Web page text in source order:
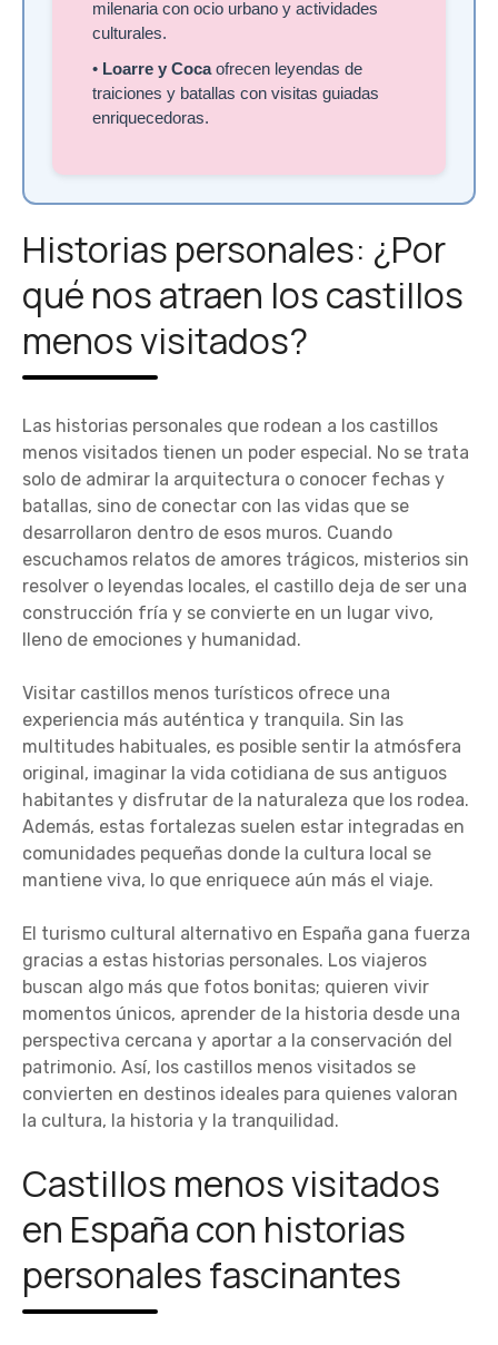
milenaria con ocio urbano y actividades
culturales.
• Loarre y Cocaofrecen leyendas de
traiciones y batallas con visitas guiadas
enriquecedoras.
Historias personales: ¿Por
qué nos atraen los castillos
menos visitados?
Las historias personales que rodean a los castillos
menos visitados tienen un poder especial. No se trata
solo de admirar la arquitectura o conocer fechas y
batallas, sino de conectar con las vidas que se
desarrollaron dentro de esos muros. Cuando
escuchamos relatos de amores trágicos, misterios sin
resolver o leyendas locales, el castillo deja de ser una
construcción fría y se convierte en un lugar vivo,
lleno de emociones y humanidad.
Visitar castillos menos turísticos ofrece una
experiencia más auténtica y tranquila. Sin las
multitudes habituales, es posible sentir la atmósfera
original, imaginar la vida cotidiana de sus antiguos
habitantes y disfrutar de la naturaleza que los rodea.
Además, estas fortalezas suelen estar integradas en
comunidades pequeñas donde la cultura local se
mantiene viva, lo que enriquece aún más el viaje.
El turismo cultural alternativo en España gana fuerza
gracias a estas historias personales. Los viajeros
buscan algo más que fotos bonitas; quieren vivir
momentos únicos, aprender de la historia desde una
perspectiva cercana y aportar a la conservación del
patrimonio. Así, los castillos menos visitados se
convierten en destinos ideales para quienes valoran
la cultura, la historia y la tranquilidad.
Castillos menos visitados
en España con historias
personales fascinantes